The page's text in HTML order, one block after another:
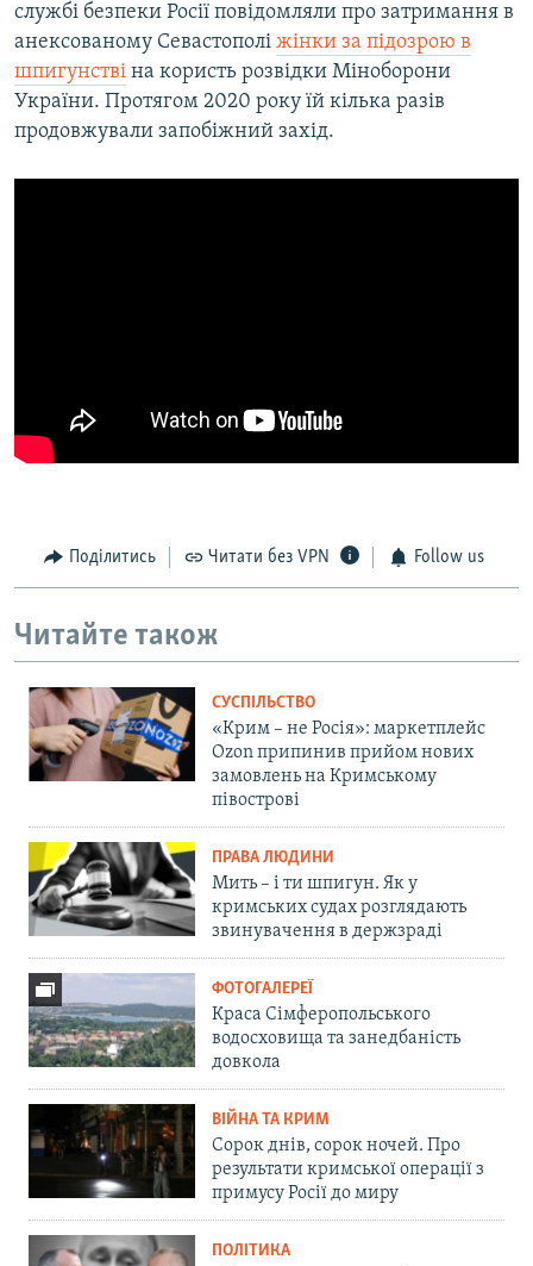
службі безпеки Росії повідомляли про затримання в
анексованому Севастополі жінки за підозрою в
шпигунстві на користь розвідки Міноборони
України. Протягом 2020 року їй кілька разів
продовжували запобіжний захід.
Поділитись Читати без VPN Follow us
Читайте також
СУСПІЛЬСТВО
«Крим – не Росія»: маркетплейс
Ozon припинив прийом нових
замовлень на Кримському
півострові
ПРАВА ЛЮДИНИ
Мить – і ти шпигун. Як у
кримських судах розглядають
звинувачення в держзраді
ФОТОГАЛЕРЕЇ
Краса Сімферопольського
водосховища та занедбаність
довкола
ВІЙНА ТА КРИМ
Сорок днів, сорок ночей. Про
результати кримської операції з
примусу Росії до миру
ПОЛІТИКА